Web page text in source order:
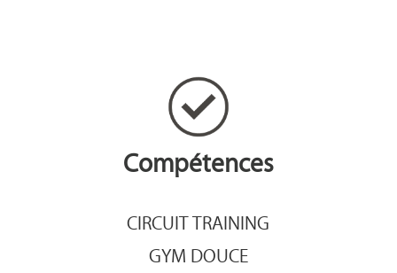
Compétences
CIRCUIT TRAINING
GYM DOUCE